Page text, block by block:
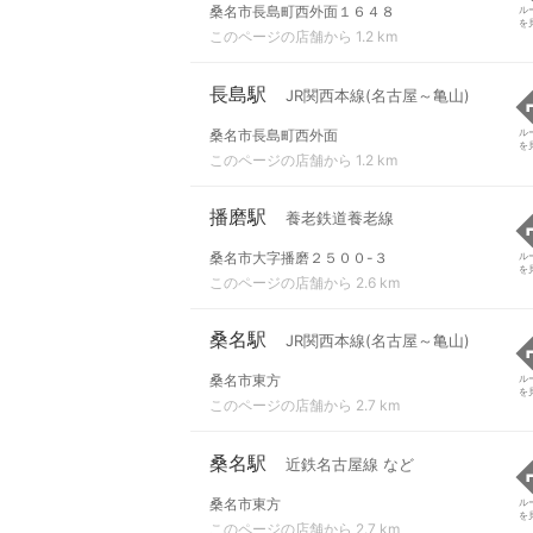
桑名市長島町西外面１６４８
このページの店舗から 1.2 km
ル
を
長島駅 JR関西本線(名古屋～亀山)
桑名市長島町西外面
このページの店舗から 1.2 km
ル
を
播磨駅 養老鉄道養老線
桑名市大字播磨２５００-３
このページの店舗から 2.6 km
ル
を
桑名駅 JR関西本線(名古屋～亀山)
桑名市東方
このページの店舗から 2.7 km
ル
を
桑名駅 近鉄名古屋線 など
桑名市東方
このページの店舗から 2.7 km
ル
を